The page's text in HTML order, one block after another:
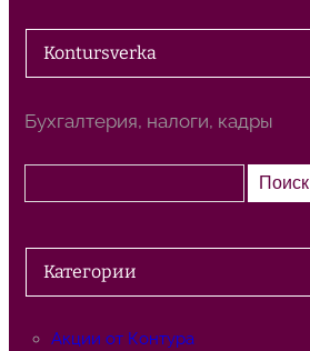
Kontursverka
Бухгалтерия, налоги, кадры
о
к
Поиск
Категории
Акции от Контура